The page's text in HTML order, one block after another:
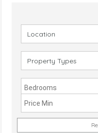
Bedrooms
Price Min